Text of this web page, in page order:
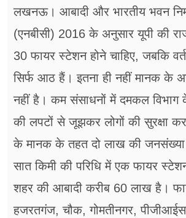
लखनऊ। आबादी और भारतीय भवन
(एनबीसी) 2016 के अनुसार यूपी की
30 फायर स्टेशन होने चाहिए, जबकि
सिर्फ आठ हैं। इतना ही नहीं मानक के
नहीं है। कम संसाधनों में दमकल
की लपटों से जूझकर लोगों की सुरक्षा
के मानक के तहत दो लाख की
सात किमी की परिधि में एक फायर स्टेशन
शहर की आबादी करीब 60 लाख है।
हजरतगंज, चौक, गोमतीनगर,